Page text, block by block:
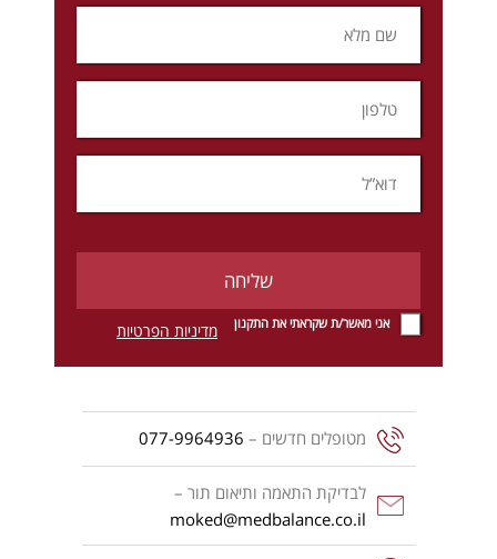
אני מאשר/ת שקראתי את התקנון מדיניות הפרטיות
מטופלים חדשים – 077-9964936
לבדיקת התאמה ותיאום תור –
moked@medbalance.co.il